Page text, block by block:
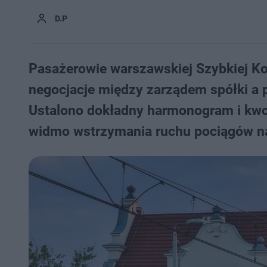
D.P
Pasażerowie warszawskiej Szybkiej
negocjacje między zarządem spółki
Ustalono dokładny harmonogram i
widmo wstrzymania ruchu pociągów